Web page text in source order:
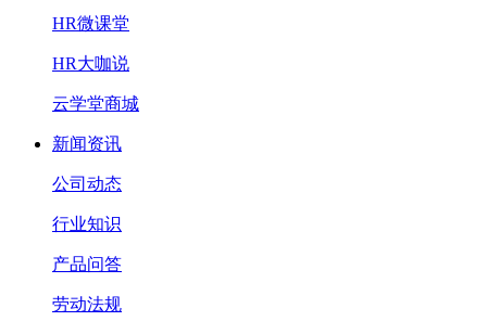
HR微课堂
HR大咖说
云学堂商城
新闻资讯
公司动态
行业知识
产品问答
劳动法规